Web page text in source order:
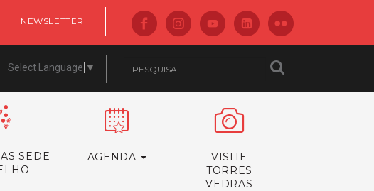
NEWSLETTER
Select Language ▼
SEDE
AGENDA
VISITE
TORRES
VEDRAS